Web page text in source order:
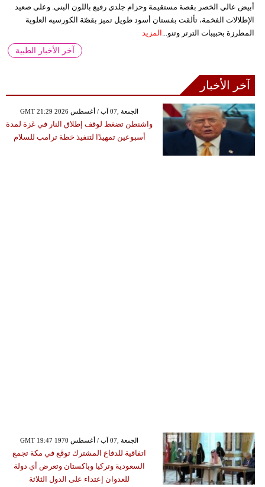
أبيض عالي الخصر بقصة مستقيمة وحزام جلدي رفيع باللون البني. وعلى صعيد
الإطلالات الفخمة، تألقت بفستان أسود طويل تميز بقصّة الكورسيه العلوية
المطرزة بحبيبات الترتر وتنو... المزيد
آخر الأخبار الطبية
آخر الأخبار
GMT 21:29 2026 الجمعة ,07 آب / أغسطس
واشنطن تضغط لوقف إطلاق النار في غزة لمدة
أسبوعين تمهيدًا لتنفيذ خطة ترامب للسلام
GMT 19:47 1970 الجمعة ,07 آب / أغسطس
اتفاقية للدفاع المشترك توقَع في مكة تجمع
السعودية وتركيا وباكستان وتعرض أي دولة
للعدوان إعتداء على الدول الثلاثة